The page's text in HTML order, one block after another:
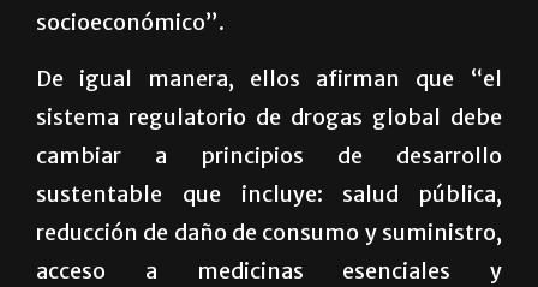
socioeconómico”.
De igual manera, ellos afirman que “el
sistema regulatorio de drogas global debe
cambiar a principios de desarrollo
sustentable que incluye: salud pública,
reducción de daño de consumo y suministro,
acceso a medicinas esenciales y